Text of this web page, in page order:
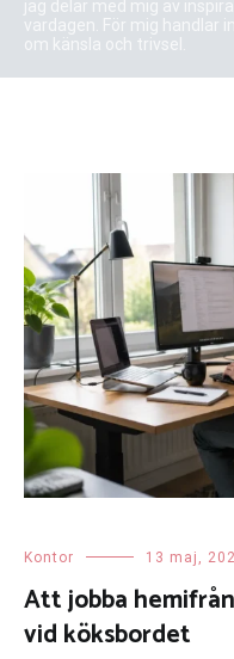
jag delar med mig av
vardagen. För mig handlar
om känsla och trivsel.
Kontor 13 maj,
Att jobba
vid köksbordet